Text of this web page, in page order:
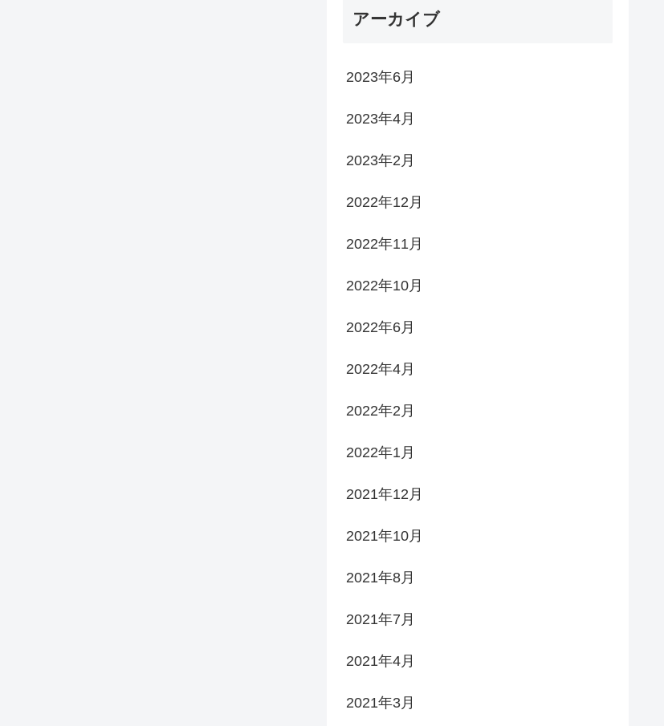
アーカイブ
2023年6月
2023年4月
2023年2月
2022年12月
2022年11月
2022年10月
2022年6月
2022年4月
2022年2月
2022年1月
2021年12月
2021年10月
2021年8月
2021年7月
2021年4月
2021年3月